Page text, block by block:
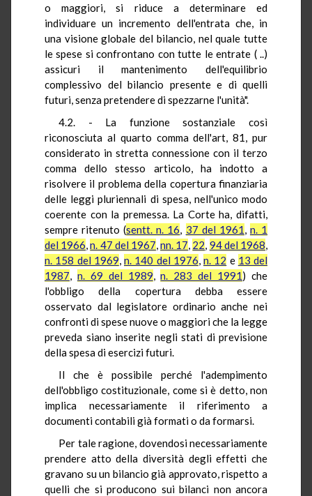
o maggiori, si riduce a determinare ed
individuare un incremento dell'entrata che, in
una visione globale del bilancio, nel quale tutte
le spese si confrontano con tutte le entrate ( ..)
assicuri il mantenimento dell'equilibrio
complessivo del bilancio presente e di quelli
futuri, senza pretendere di spezzarne l'unità".
4.2. - La funzione sostanziale così
riconosciuta al quarto comma dell'art, 81, pur
considerato in stretta connessione con il terzo
comma dello stesso articolo, ha indotto a
risolvere il problema della copertura finanziaria
delle leggi pluriennali di spesa, nell'unico modo
coerente con la premessa. La Corte ha, difatti,
sempre ritenuto (sentt. n. 16, 37 del 1961, n. 1
del 1966,n. 47 del 1967,nn. 17, 22, 94 del 1968,
n. 158 del 1969, n. 140 del 1976, n. 12 e 13 del
1987, n. 69 del 1989,n. 283 del 1991) che
l'obbligo della copertura debba essere
osservato dal legislatore ordinario anche nei
confronti di spese nuove o maggiori che la legge
preveda siano inserite negli stati di previsione
della spesa di esercizi futuri.
Il che è possibile perché l'adempimento
dell'obbligo costituzionale, come si è detto, non
implica necessariamente il riferimento a
documenti contabili già formati o da formarsi.
Per tale ragione, dovendosi necessariamente
prendere atto della diversità degli effetti che
gravano su un bilancio già approvato, rispetto a
quelli che si producono sui bilanci non ancora